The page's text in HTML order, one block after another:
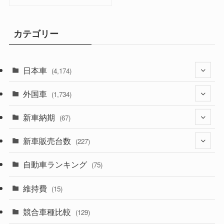
カテゴリー
日本車 (4,174)
(1,321)
(329)
(526)
(357)
(328)
(194)
外国車 (1,734)
(242)
(85)
新車納期 (67)
(28)
(8)
新車販売台数 (227)
(21)
自動車ランキング (75)
維持費 (15)
競合車種比較 (129)